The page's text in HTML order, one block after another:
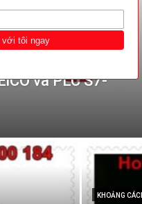
quay của
và PLC S7-
KHOẢNG